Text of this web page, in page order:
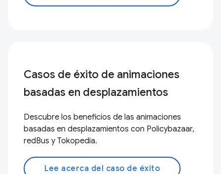
Casos de éxito de animaciones
basadas en desplazamientos
Descubre los beneficios de las animaciones
basadas en desplazamientos con Policybazaar,
redBus y Tokopedia.
Lee acerca del caso de éxito